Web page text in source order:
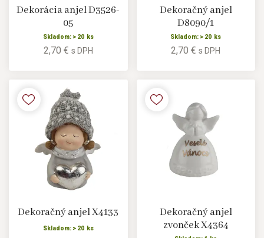
Dekorácia anjel D3526-
05
Skladom: > 20 ks
2,70 € s DPH
Dekoračný anjel
D8090/1
Skladom: > 20 ks
2,70 €s DPH
Dekoračný anjel X4133
Skladom: > 20 ks
Dekoračný anjel
zvonček X4364